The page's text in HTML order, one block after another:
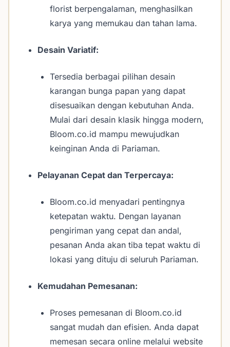
florist berpengalaman, menghasilkan
karya yang memukau dan tahan lama.
Desain Variatif:
Tersedia berbagai pilihan desain
karangan bunga papan yang dapat
disesuaikan dengan kebutuhan Anda.
Mulai dari desain klasik hingga modern,
Bloom.co.id mampu mewujudkan
keinginan Anda di Pariaman.
Pelayanan Cepat dan Terpercaya:
Bloom.co.id menyadari pentingnya
ketepatan waktu. Dengan layanan
pengiriman yang cepat dan andal,
pesanan Anda akan tiba tepat waktu di
lokasi yang dituju di seluruh Pariaman.
Kemudahan Pemesanan:
Proses pemesanan di Bloom.co.id
sangat mudah dan efisien. Anda dapat
memesan secara online melalui website